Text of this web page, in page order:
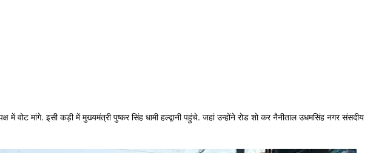
वोट मांगे. इसी कड़ी में मुख्यमंत्री पुष्कर सिंह धामी हल्द्वानी पहुंचे. जहां उन्होंने रोड शो कर नैनीताल उधमसिंह नगर संसदीय